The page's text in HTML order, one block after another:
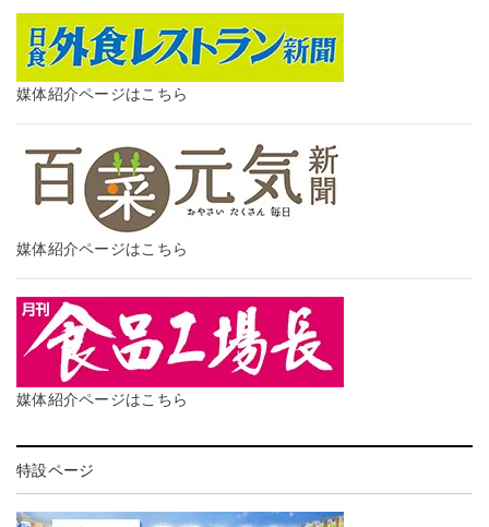
媒体紹介ページはこちら
媒体紹介ページはこちら
媒体紹介ページはこちら
特設ページ